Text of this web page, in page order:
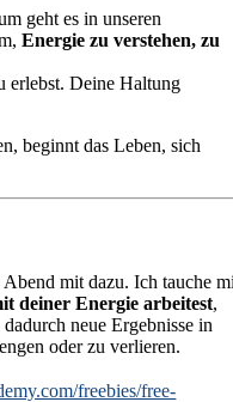
geht es in unseren
Energie zu verstehen, zu
erlebst. Deine Haltung
beginnt das Leben, sich
mit dazu. Ich tauche
deiner Energie arbeitest,
neue Ergebnisse in
oder zu verlieren.
freebies/free-